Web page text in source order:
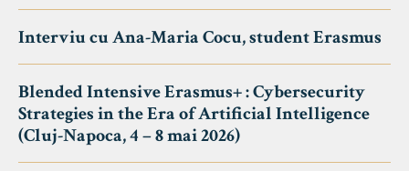
Interviu cu Ana-Maria Cocu, student Erasmus
Blended Intensive Erasmus+ : Cybersecurity
Strategies in the Era of Artificial Intelligence
(Cluj-Napoca, 4 – 8 mai 2026)